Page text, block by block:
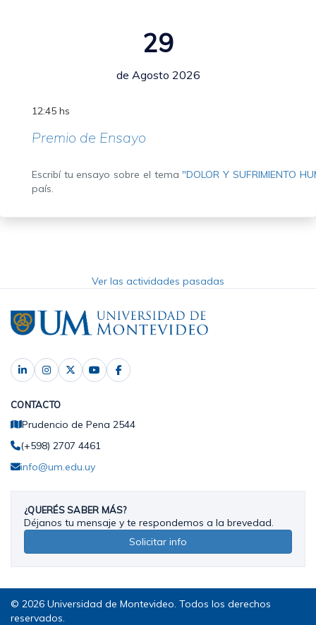
29
de Agosto 2026
12:45 hs
Premio de Ensayo
Escribí tu ensayo sobre el tema "DOLOR Y SUFRIMIENTO
país.
Ver las actividades pasadas
CONTACTO
Prudencio de Pena 2544
(+598) 2707 4461
info@um.edu.uy
¿QUERÉS SABER MÁS?
Déjanos tu mensaje y te respondemos a la brevedad.
Solicitar info
© 2026 Universidad de Montevideo. Todos los derechos
reservados.